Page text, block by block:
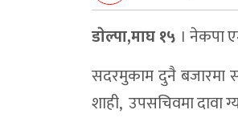
डाेल्पा,माघ १५ । नेकपा
सदरमुकाम दुनै बजारमा
शाही, उपसचिवमा दावा